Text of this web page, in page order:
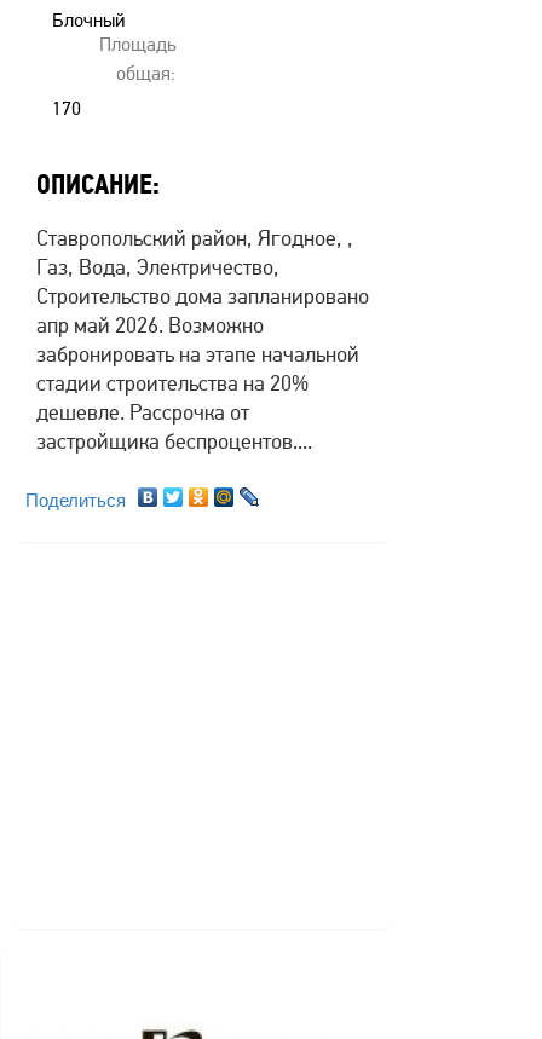
Блочный
Площадь
общая:
170
ОПИСАНИЕ:
Ставропольский район, Ягодное, ,
Газ, Вода, Электричество,
Строительство дома запланировано
апр май 2026. Возможно
забронировать на этапе начальной
стадии строительства на 20%
дешевле. Рассрочка от
застройщика беспроцентов....
Поделиться